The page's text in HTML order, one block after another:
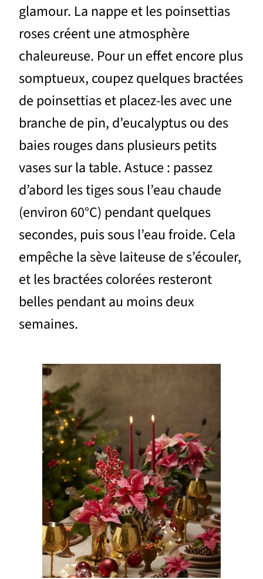
glamour. La nappe et les poinsettias
roses créent une atmosphère
chaleureuse. Pour un effet encore plus
somptueux, coupez quelques bractées
de poinsettias et placez-les avec une
branche de pin, d’eucalyptus ou des
baies rouges dans plusieurs petits
vases sur la table. Astuce : passez
d’abord les tiges sous l’eau chaude
(environ 60°C) pendant quelques
secondes, puis sous l’eau froide. Cela
empêche la sève laiteuse de s’écouler,
et les bractées colorées resteront
belles pendant au moins deux
semaines.